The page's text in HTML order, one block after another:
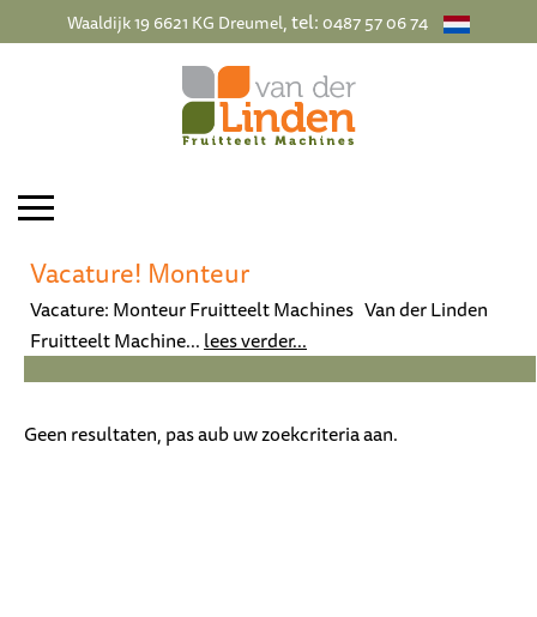
Waaldijk 19 6621 KG Dreumel, tel:0487 57 06 74
Vacature! Monteur
Vacature: Monteur Fruitteelt Machines Van der Linden
Fruitteelt Machine...lees verder...
Geen resultaten, pas aub uw zoekcriteria aan.